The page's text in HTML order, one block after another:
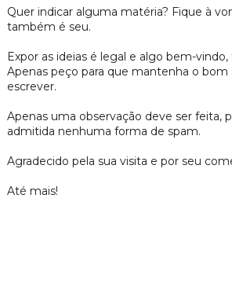
Quer indicar alguma matéria? Fique à
também é seu.
Expor as ideias é legal e algo bem-
Apenas peço para que mantenha o bom
escrever.
Apenas uma observação deve ser feita,
admitida nenhuma forma de spam.
Agradecido pela sua visita e por seu
Até mais!